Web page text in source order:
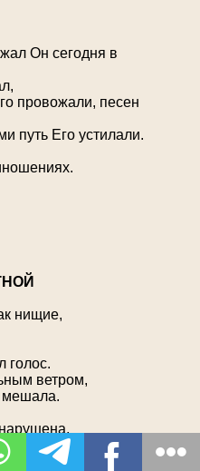
Он сегодня в
провожали, песен
путь Его устилали.
нищие,
голос.
ветром,
мешала.